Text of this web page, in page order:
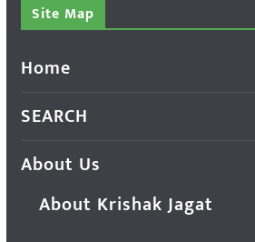
Site Map
Home
SEARCH
About Us
About Krishak Jagat